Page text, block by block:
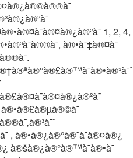
1, 2, 4,
à®•à¯‡à®¤à¯
à®•à®£à®µà®©à¯
, à®•à®¿à®°à®¨à¯à®¤à®¿
à®šà®¿à®°à®™à¯à®•à¯